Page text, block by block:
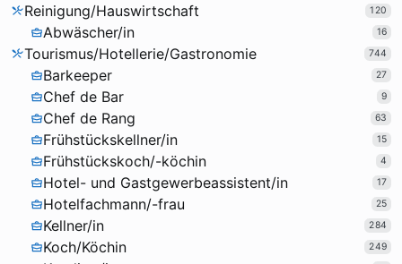
Reinigung/Hauswirtschaft
120
Abwäscher/in 16
Tourismus/Hotellerie/Gastronomie 744
Barkeeper 27
Chef de Bar 9
Chef de Rang 63
Frühstückskellner/in 15
Frühstückskoch/-köchin 4
Hotel- und Gastgewerbeassistent/in 17
Hotelfachmann/-frau 25
Kellner/in 284
Koch/Köchin 249